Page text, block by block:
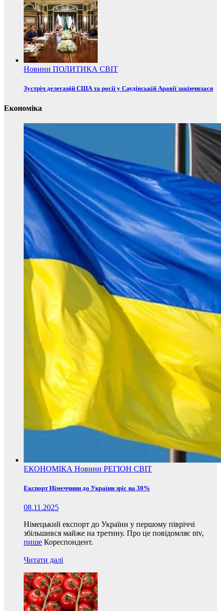
Новини ПОЛИТИКА СВІТ
Зустріч делегацій США та росії у Саудівській Аравії закінчилася
Економіка
ЕКОНОМІКА Новини РЕГІОН СВІТ
Експорт Німеччини до України зріс на 30%
08.11.2025
Німецький експорт до України у першому півріччі
збільшився майже на третину. Про це повідомляє ntv,
пише Кореспондент.
Читати далі